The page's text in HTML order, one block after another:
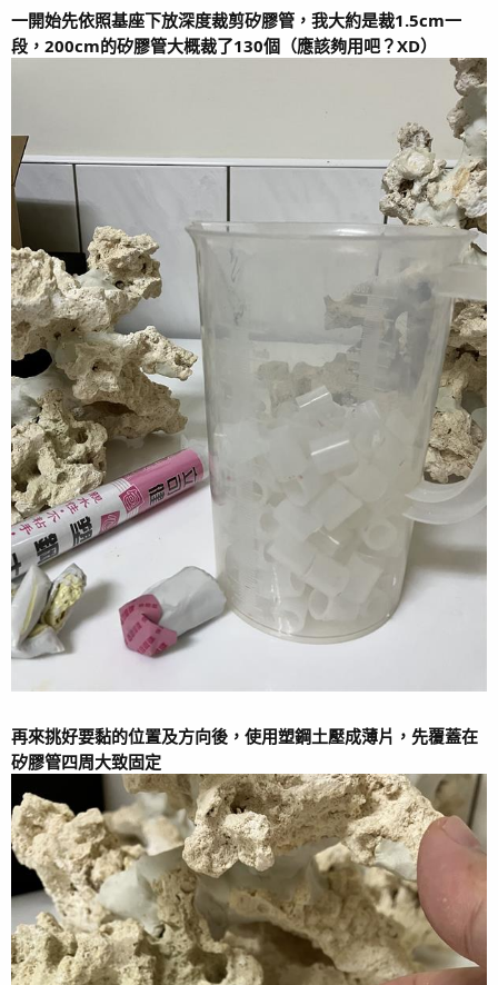
2026/02/14紀錄一下缸內SPS的水流使用感想
2026/02/06 試水骨入缸 新人報到！
2026/02/05 新人養水10天…手癢了
2025/08/24 出差前的最後一次紀錄(遺照?...
2025/08/07 十個月 即將出差國外兩個月...QQ
2025/07/07 九個月紀錄~居然3/4年了
2025/06/11 特別的米粉紀錄
2025/06/08 八個月久違上空照
2025/05/18 七個月隨手紀錄
2025/05/13 斯瑪萊KH & PH監測感想
2025/04/19 冷水機不同流速的冷卻效率測試
2025/04/16 半夜偷偷看 都跟白天不一樣
2025/04/13 六個月大紀錄 字多圖多
2025/03/11 尼莫把尼羅河當成家了~
2025/03/07 五個月~例行紀錄 & NP紀錄
2025/02/15 四個月~SPS紀錄
2025/02/05 海金魚變性
2025/02/04 底缸迷你繁殖區十天之效果
2025/01/22 底缸空間大利用XD
2025/01/16 三個月SPS紀錄
2025/01/03 小黃拯救記
2024/12/27 三個月~LPS來點名
2024/12/03 兩個月~SPS換血
錦集
2024/11/26 對抗鼻涕藻勝利！
2024/10/20 PAR值量測and實驗燈圍加反光鏡效果意外很好!
2024/10/19 梧棲魚友大哥的美骨+藍箱抽抽樂抽
2024/10/10 第二批魚民們加入啦~
2024/10/05 湖民們接續入住
2024/09/28 第一批魚民入住 呆萌海金魚
2024/09/24 養水開始!
2024/09/19 RO+DI水質測試
2024/09/09 DIY造景完成
2024/09/04 DIY造景基座插座
2024/08/25 設備電力使用分配
一開始先依照基座下放深度裁剪矽膠管，我大約是裁1.5cm一
段，200cm的矽膠管大概裁了130個（應該夠用吧？XD）
再來挑好要黏的位置及方向後，使用塑鋼土壓成薄片，先覆蓋在
矽膠管四周大致固定